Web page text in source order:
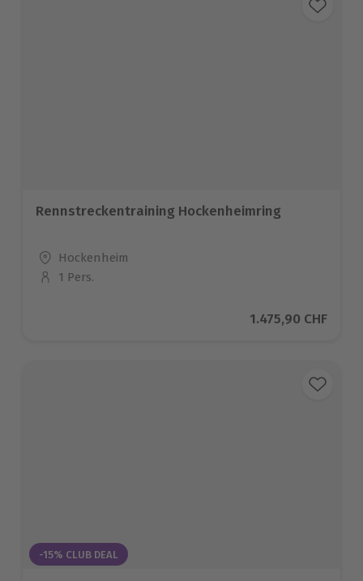
Rennstreckentraining Hockenheimring
Standort
Hockenheim
Anzahl der Teilnehmer
1 Pers.
Aktueller Preis
1.475,90 CHF
-15% CLUB DEAL